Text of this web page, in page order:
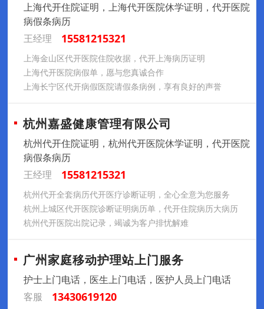
上海代开住院证明，上海代开医院休学证明，代开医院
病假条病历
王经理
15581215321
上海金山区代开医院住院收据，代开上海病历证明
上海代开医院病假单，愿与您真诚合作
上海长宁区代开病假医院请假条病例，享有良好的声誉
杭州嘉盛健康管理有限公司
杭州代开住院证明，杭州代开医院休学证明，代开医院
病假条病历
王经理
15581215321
杭州代开全套病历代开医疗诊断证明，全心全意为您服务
杭州上城区代开医院诊断证明病历单，代开住院病历大病历
杭州代开医院出院记录，竭诚为客户排忧解难
广州家庭移动护理站上门服务
护士上门电话，医生上门电话，医护人员上门电话
客服
13430619120